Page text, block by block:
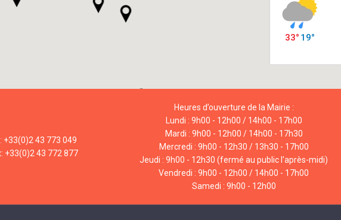
+33(0)2 43 773 049
+33(0)2 43 772 877
Heures d’ouverture de la Mairie :
Lundi : 9h00 - 12h00 / 14h00 - 17h00
Mardi : 9h00 - 12h00 / 14h00 - 17h30
Mercredi : 9h00 - 12h30 / 13h30 - 17h00
Jeudi : 9h00 - 12h30 (fermé au public l'après-midi)
Vendredi : 9h00 - 12h00 / 14h00 - 17h00
Samedi : 9h00 - 12h00